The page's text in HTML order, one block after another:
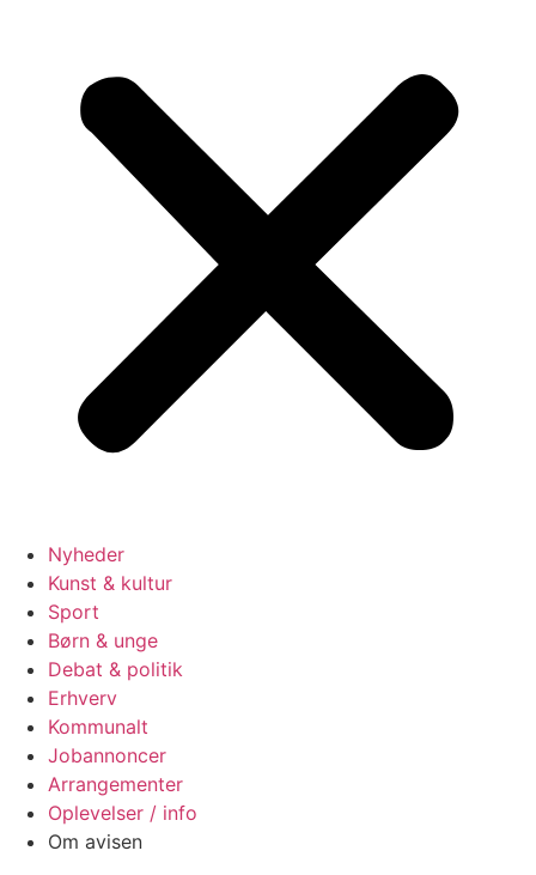
Nyheder
Kunst & kultur
Sport
Børn & unge
Debat & politik
Erhverv
Kommunalt
Jobannoncer
Arrangementer
Oplevelser / info
Om avisen